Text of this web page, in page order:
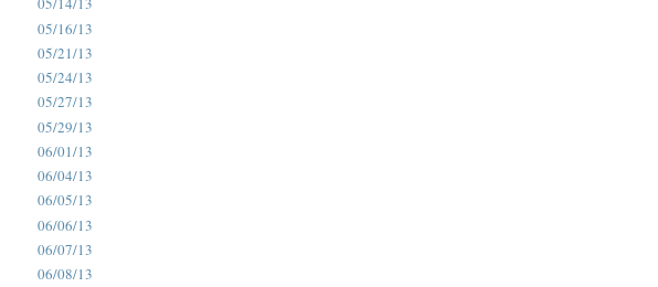
05/16/13
05/21/13
05/24/13
05/27/13
05/29/13
06/01/13
06/04/13
06/05/13
06/06/13
06/07/13
06/08/13